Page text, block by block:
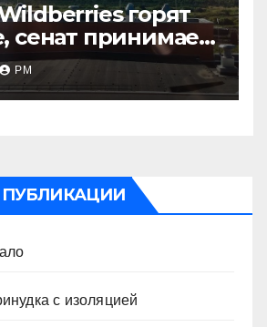
горят
сенат принимает
закон
РМ
с изоляцией